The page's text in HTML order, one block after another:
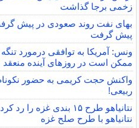
زخمی برجا گذاشت
بهای نفت روند صعودی در پیش
پیش گرفت
ونس: آمریکا به توافقی درمورد
ممکن است در روزهای آینده
واکنش حجت کریمی به حضور نکونام
ربیعی!
نتانیاهو طرح ۱۵ بندی
نتانیاهو با طرح صلح غزه